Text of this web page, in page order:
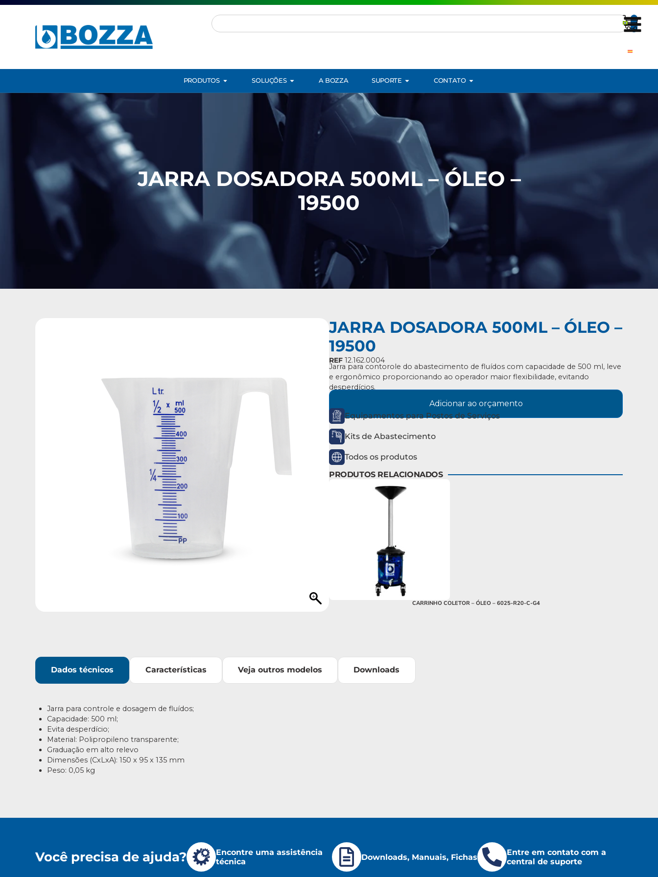
PRODUTOS SOLUÇÕES A BOZZA SUPORTE CONTATO
JARRA DOSADORA 500ML – ÓLEO –
19500
JARRA DOSADORA 500ML – ÓLEO –
19500
REF 12.162.0004
Jarra para contorole do abastecimento de fluídos com capacidade de 500 ml, leve
e ergonômico proporcionando ao operador maior flexibilidade, evitando
desperdícios.
Adicionar ao orçamento
Equipamentos para Postos de Serviços
Kits de Abastecimento
Todos os produtos
PRODUTOS RELACIONADOS
CARRINHO COLETOR – ÓLEO – 6025-R20-C-G4
Dados técnicos Características Veja outros modelos Downloads
Jarra para controle e dosagem de fluídos;
Capacidade: 500 ml;
Evita desperdício;
Material: Polipropileno transparente;
Graduação em alto relevo
Dimensões (CxLxA): 150 x 95 x 135 mm
Peso: 0,05 kg
Você precisa de ajuda?
Encontre uma assistência
técnica
Downloads, Manuais, Fichas
Entre em contato com a
central de suporte